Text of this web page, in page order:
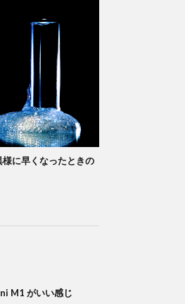
に早くなったときの
M1 がいい感じ